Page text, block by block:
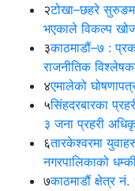
२टोखा–छहरे
भएकाले विकल्प
३काठमाडौं–७ :
राजनीतिक
४एमालेको
५सिंहदरबारका
३ जना प्रहरी
६तारकेश्वरमा
नगरपालिकाको
७काठमाडौं क्षेत्र